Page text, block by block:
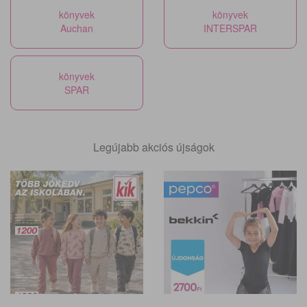
könyvek
Auchan
könyvek
INTERSPAR
könyvek
SPAR
Legújabb akciós újságok